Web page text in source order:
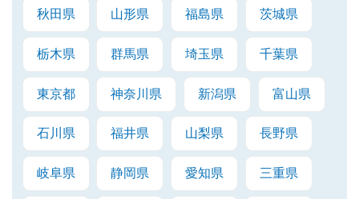
秋田県 山形県 福島県 茨城県
栃木県 群馬県 埼玉県 千葉県
東京都 神奈川県 新潟県 富山県
石川県 福井県 山梨県 長野県
岐阜県 静岡県 愛知県 三重県